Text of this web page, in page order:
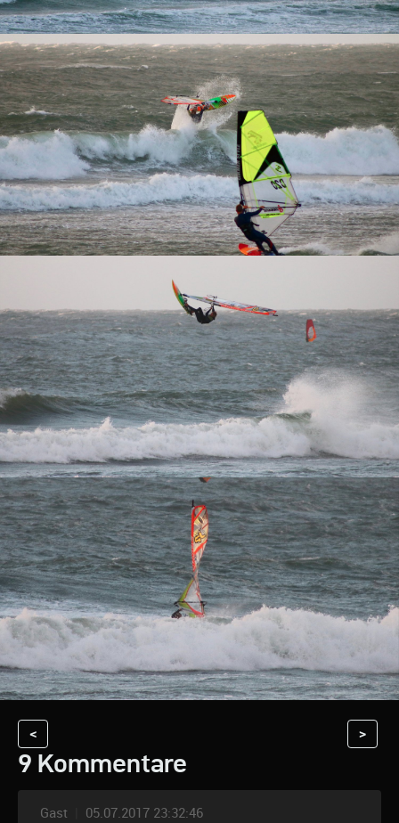
< >
9 Kommentare
Gast 05.07.2017 23:32:46